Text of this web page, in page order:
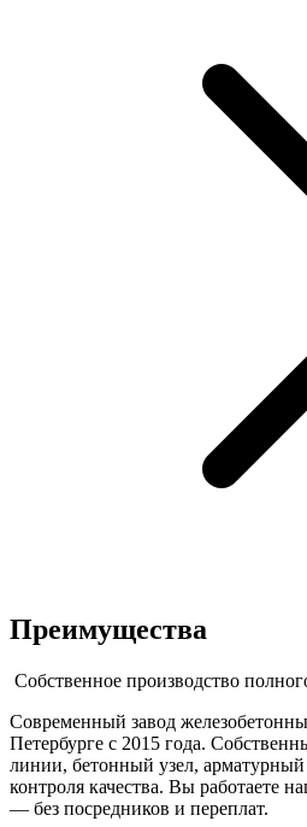
Преимущества
Собственное производство
Современный завод
Петербурге с 2015 года.
линии, бетонный узел, арматурный
контроля качества. Вы работаете
— без посредников и переплат.